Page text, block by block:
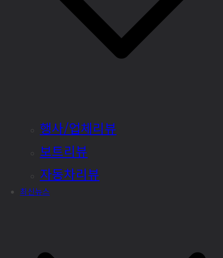
행사/업체리뷰
보트리뷰
자동차리뷰
최신뉴스